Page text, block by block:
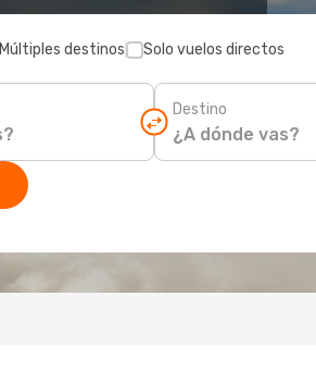
Múltiples destinos Solo vuelos directos
Destino